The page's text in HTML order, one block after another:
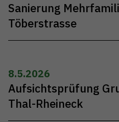
Sanierung
Töberstrasse
8.5.2026
Aufsichtsprüfung
Thal-Rheineck